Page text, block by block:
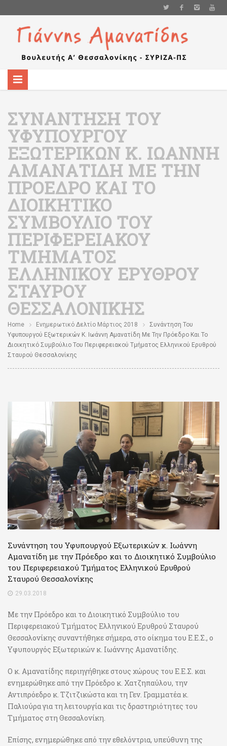
ΣΥΝΆΝΤΗΣΗ ΤΟΥ
ΥΦΥΠΟΥΡΓΟΎ
ΕΞΩΤΕΡΙΚΏΝ Κ. ΙΩΆΝΝΗ
ΑΜΑΝΑΤΊΔΗ ΜΕ ΤΗΝ
ΠΡΌΕΔΡΟ ΚΑΙ ΤΟ
ΔΙΟΙΚΗΤΙΚΌ
ΣΥΜΒΟΎΛΙΟ ΤΟΥ
ΠΕΡΙΦΕΡΕΙΑΚΟΎ
ΤΜΉΜΑΤΟΣ
ΕΛΛΗΝΙΚΟΎ ΕΡΥΘΡΟΎ
ΣΤΑΥΡΟΎ
ΘΕΣΣΑΛΟΝΊΚΗΣ
Home Ενημερωτικό Δελτίο Μάρτιος 2018
Συνάντηση Του
Υφυπουργού Εξωτερικών Κ. Ιωάννη Αμανατίδη Με Την Πρόεδρο Και Το
Διοικητικό Συμβούλιο Του Περιφερειακού Τμήματος Ελληνικού Ερυθρού
Σταυρού Θεσσαλονίκης
Συνάντηση του Υφυπουργού Εξωτερικών κ. Ιωάννη
Αμανατίδη με την Πρόεδρο και το Διοικητικό Συμβούλιο
του Περιφερειακού Τμήματος Ελληνικού Ερυθρού
Σταυρού Θεσσαλονίκης
29.03.2018
Με την Πρόεδρο και το Διοικητικό Συμβούλιο του
Περιφερειακού Τμήματος Ελληνικού Ερυθρού Σταυρού
Θεσσαλονίκης συναντήθηκε σήμερα, στο οίκημα του Ε.Ε.Σ., ο
Υφυπουργός Εξωτερικών κ. Ιωάννης Αμανατίδης.
Ο κ. Αμανατίδης περιηγήθηκε στους χώρους του Ε.Ε.Σ. και
ενημερώθηκε από την Πρόεδρο κ. Χατζηπαύλου, την
Αντιπρόεδρο κ. Τζιτζικώστα και τη Γεν. Γραμματέα κ.
Παλιούρα για τη λειτουργία και τις δραστηριότητες του
Τμήματος στη Θεσσαλονίκη.
Επίσης, ενημερώθηκε από την εθελόντρια, υπεύθυνη της